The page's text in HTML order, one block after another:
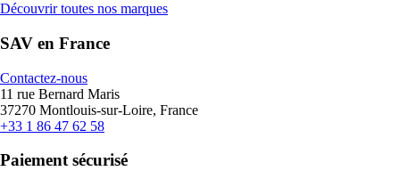
Découvrir toutes nos marques
SAV en France
Contactez-nous
11 rue Bernard Maris
37270 Montlouis-sur-Loire, France
+33 1 86 47 62 58
Paiement sécurisé